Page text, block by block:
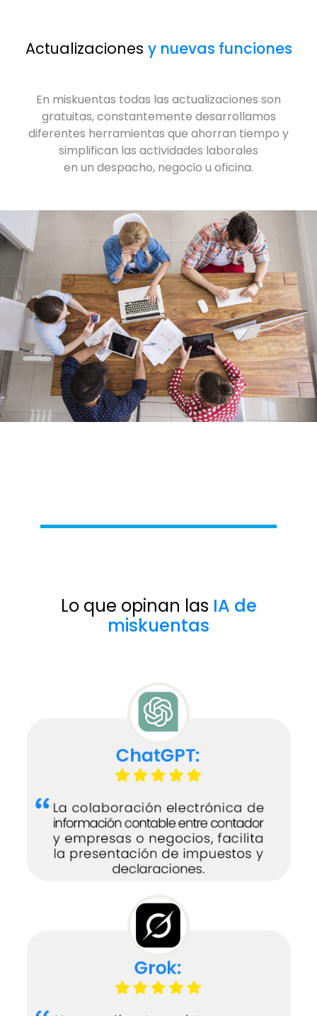
Actualizaciones y nuevas funciones
En miskuentas todas las actualizaciones son
gratuitas, constantemente desarrollamos
diferentes herramientas que ahorran tiempo y
simplifican las actividades laborales
en un despacho, negocio u oficina.
Lo que opinan las IA de
miskuentas